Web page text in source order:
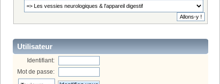
Utilisateur
Identifiant:
Mot de passe: